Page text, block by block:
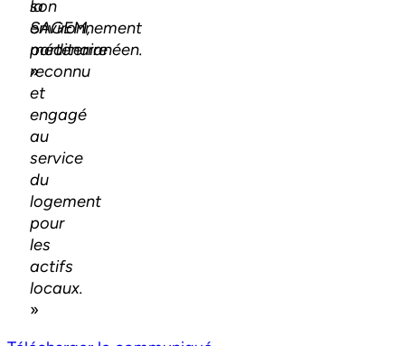
la
SAGEM,
partenaire
reconnu
et
engagé
au
service
du
logement
pour
les
actifs
locaux.
»
son
environnement
méditerranéen.
»